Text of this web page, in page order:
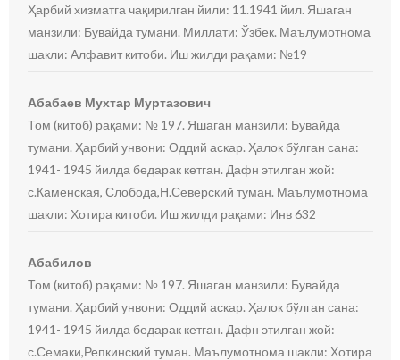
Ҳарбий хизматга чақирилган йили: 11.1941 йил. Яшаган
манзили: Бувайда тумани. Миллати: Ўзбек. Маълумотнома
шакли: Алфавит китоби. Иш жилди рақами: №19
Абабаев Мухтар Муртазович
Том (китоб) рақами: № 197. Яшаган манзили: Бувайда
тумани. Ҳарбий унвони: Оддий аскар. Ҳалок бўлган сана:
1941- 1945 йилда бедарак кетган. Дафн этилган жой:
с.Каменская, Слобода,Н.Северский туман. Маълумотнома
шакли: Хотира китоби. Иш жилди рақами: Инв 632
Абабилов
Том (китоб) рақами: № 197. Яшаган манзили: Бувайда
тумани. Ҳарбий унвони: Оддий аскар. Ҳалок бўлган сана:
1941- 1945 йилда бедарак кетган. Дафн этилган жой:
с.Семаки,Репкинский туман. Маълумотнома шакли: Хотира